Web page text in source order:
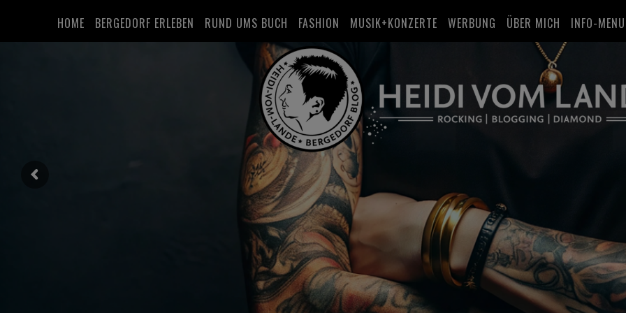
HOME BERGEDORF ERLEBEN RUND UMS BUCH FASHION MUSIK+KONZERTE WERBUNG ÜBER MICH INFO-